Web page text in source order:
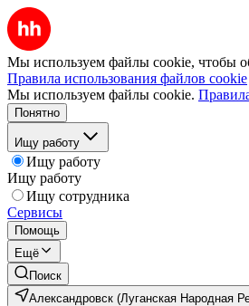
Мы используем файлы cookie, чтобы
Правила использования файлов cookie
Мы используем файлы cookie.
Понятно
Ищу работу
Ищу работу
Ищу работу
Ищу сотрудника
Сервисы
Помощь
Ещё
Поиск
Александровск (Луганская Народная